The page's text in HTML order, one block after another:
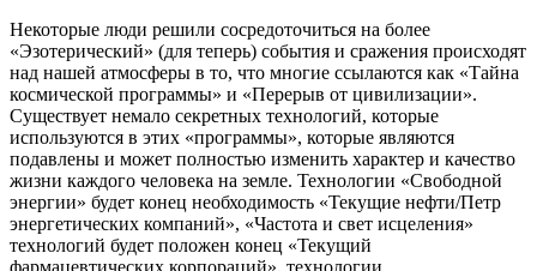
Некоторые люди решили сосредоточиться на более
«Эзотерический» (для теперь) события и сражения происходят
над нашей атмосферы в то, что многие ссылаются как «Тайна
космической программы» и «Перерыв от цивилизации».
Существует немало секретных технологий, которые
используются в этих «программы», которые являются
подавлены и может полностью изменить характер и качество
жизни каждого человека на земле. Технологии «Свободной
энергии» будет конец необходимость «Текущие нефти/Петр
энергетических компаний», «Частота и свет исцеления»
технологий будет положен конец «Текущий
фармацевтических корпораций», технологии